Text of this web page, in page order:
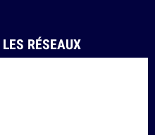
LES RÉSEAUX